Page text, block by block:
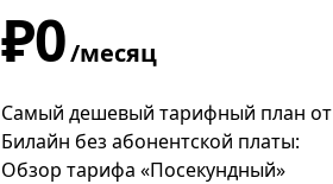
₽0/месяц
Самый дешевый тарифный план от
Билайн без абонентской платы:
Обзор тарифа «Посекундный»